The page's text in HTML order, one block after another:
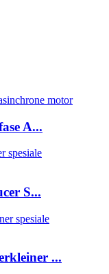
A...
S...
...